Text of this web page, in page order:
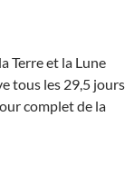
Terre et la Lune
tous les 29,5 jours
complet de la
vous avec la Pleine